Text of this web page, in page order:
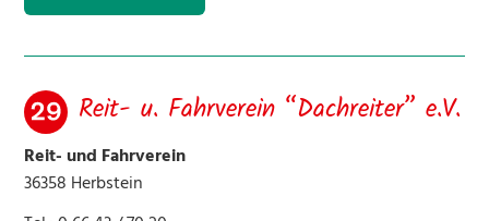
Reit- u. Fahrverein “Dachreiter” e.V.
Reit- und Fahrverein
36358 Herbstein
23 Burg Post Eisenbach
27 Hubert und Uta Straub
29 Reit- u. Fahrverein “Dachreiter” e.V.